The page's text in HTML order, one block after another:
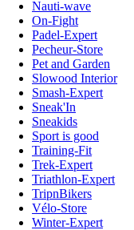
Nauti-wave
On-Fight
Padel-Expert
Pecheur-Store
Pet and Garden
Slowood Interior
Smash-Expert
Sneak'In
Sneakids
Sport is good
Training-Fit
Trek-Expert
Triathlon-Expert
TripnBikers
Vélo-Store
Winter-Expert